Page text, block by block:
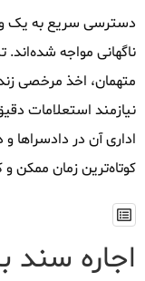
دسترسی سریع به یک
ناگهانی مواجه
متهمان، اخذ مرخصی
نیازمند استعلامات
اداری آن در دادسراها
کوتاه‌ترین زمان ممکن و
اجاره سند